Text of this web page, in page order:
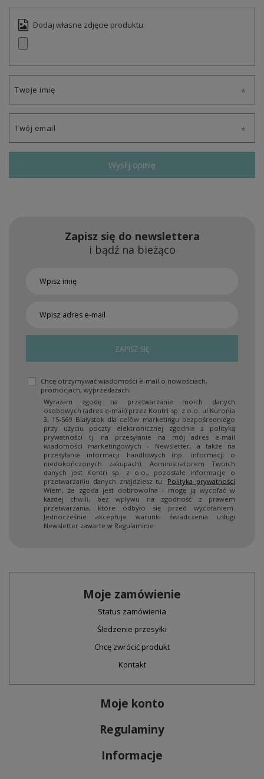
Dodaj własne zdjęcie produktu:
Twoje imię
Twój email
Wyślij opinię
Zapisz się do newslettera
i bądź na bieżąco
ZAPISZ SIĘ
Chcę otrzymywać wiadomości e-mail o nowościach,
promocjach, wyprzedażach.
Wyrażam zgodę na przetwarzanie moich danych
osobowych (adres e-mail) przez Kontri sp. z o.o. ul Kuronia
3, 15-569 Białystok dla celów marketingu bezpośredniego
przy użyciu poczty elektronicznej zgodnie z polityką
prywatności tj. na przesyłanie na mój adres e-mail
wiadomości marketingowych - Newsletter, a także na
przesyłanie informacji handlowych (np. informacji o
niedokończonych zakupach). Administratorem Twoich
danych jest Kontri sp. z o.o., pozostałe informacje o
przetwarzaniu danych znajdziesz tu: Polityka prywatności
Wiem, że zgoda jest dobrowolna i mogę ją wycofać w
każdej chwili, bez wpływu na zgodność z prawem
przetwarzania, które odbyło się przed wycofaniem.
Jednocześnie akceptuje warunki świadczenia usługi
Newsletter zawarte w Regulaminie.
Moje zamówienie
Status zamówienia
Śledzenie przesyłki
Chcę zwrócić produkt
Kontakt
Moje konto
Regulaminy
Informacje